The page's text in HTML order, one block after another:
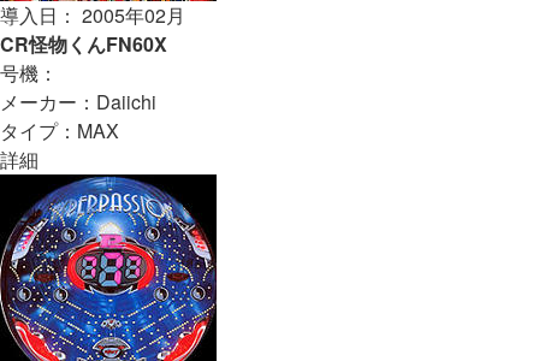
導入日： 2005年02月
CR怪物くんFN60X
号機：
メーカー：Daiichi
タイプ：MAX
詳細